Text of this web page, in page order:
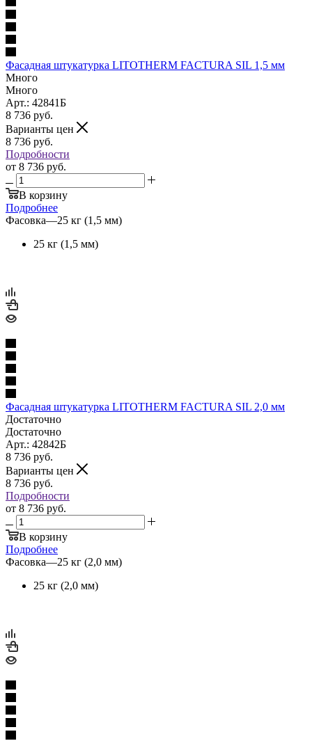
Фасадная штукатурка LITOTHERM FACTURA SIL 1,5 мм
Много
Много
Арт.: 42841Б
8 736 руб.
Варианты цен
8 736 руб.
Подробности
от 8 736 руб.
В корзину
Подробнее
Фасовка—25 кг (1,5 мм)
25 кг (1,5 мм)
Фасадная штукатурка LITOTHERM FACTURA SIL 2,0 мм
Достаточно
Достаточно
Арт.: 42842Б
8 736 руб.
Варианты цен
8 736 руб.
Подробности
от 8 736 руб.
В корзину
Подробнее
Фасовка—25 кг (2,0 мм)
25 кг (2,0 мм)